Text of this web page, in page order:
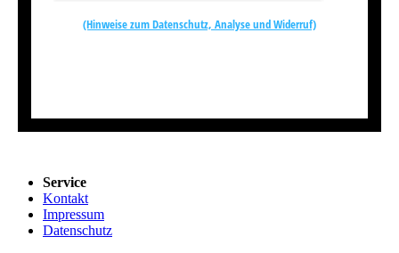
(Hinweise zum Datenschutz, Analyse und Widerruf)
Service
Kontakt
Impressum
Datenschutz